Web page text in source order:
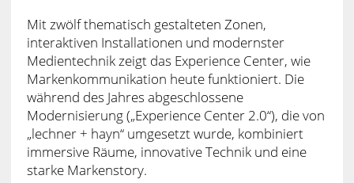
Mit zwölf thematisch gestalteten Zonen,
interaktiven Installationen und modernster
Medientechnik zeigt das Experience Center, wie
Markenkommunikation heute funktioniert. Die
während des Jahres abgeschlossene
Modernisierung („Experience Center 2.0“), die von
„lechner + hayn“ umgesetzt wurde, kombiniert
immersive Räume, innovative Technik und eine
starke Markenstory.